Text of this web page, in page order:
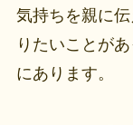
気持ちを親に
りたいことが
にあります。